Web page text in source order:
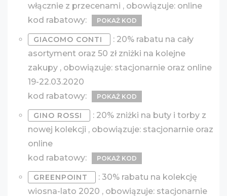
włącznie z przecenami , obowiązuje: online
kod rabatowy:
POKAŻ KOD
GIACOMO CONTI
: 20% rabatu na cały
asortyment oraz 50 zł zniżki na kolejne
zakupy , obowiązuje: stacjonarnie oraz online
19-22.03.2020
kod rabatowy:
POKAŻ KOD
GINO ROSSI
: 20% zniżki na buty i torby z
nowej kolekcji , obowiązuje: stacjonarnie oraz
online
kod rabatowy:
POKAŻ KOD
GREENPOINT
: 30% rabatu na kolekcję
wiosna-lato 2020 , obowiązuje: stacjonarnie